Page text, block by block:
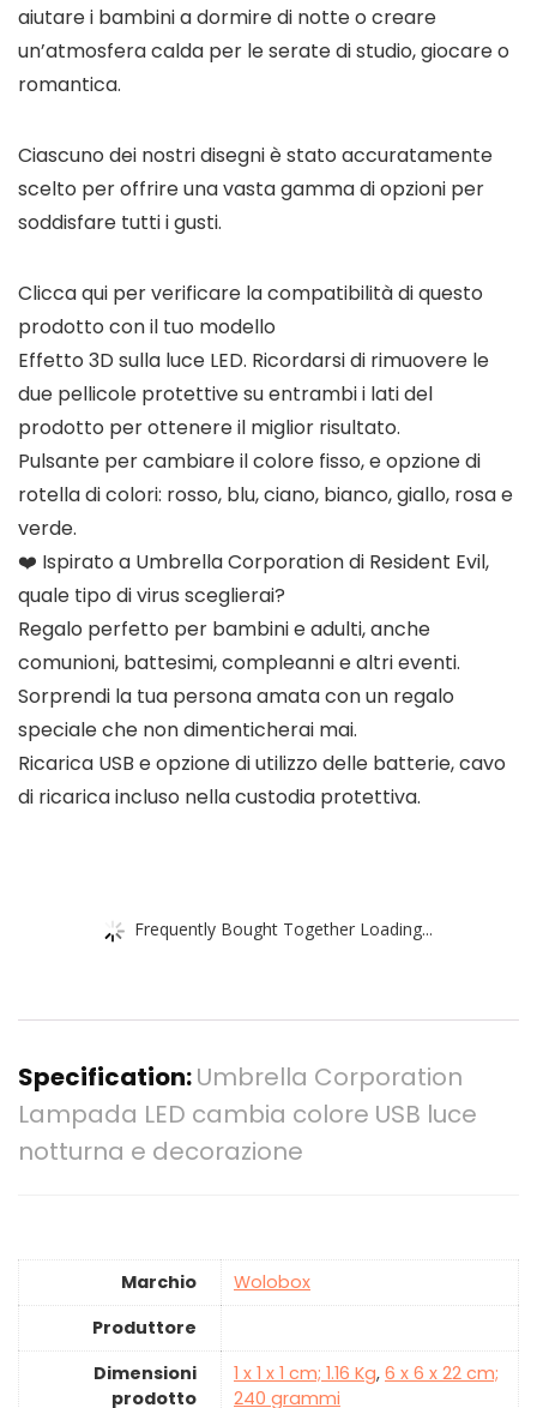
aiutare i bambini a dormire di notte o creare
un’atmosfera calda per le serate di studio, giocare o
romantica.
Ciascuno dei nostri disegni è stato accuratamente
scelto per offrire una vasta gamma di opzioni per
soddisfare tutti i gusti.
Clicca qui per verificare la compatibilità di questo
prodotto con il tuo modello
Effetto 3D sulla luce LED. Ricordarsi di rimuovere le
due pellicole protettive su entrambi i lati del
prodotto per ottenere il miglior risultato.
Pulsante per cambiare il colore fisso, e opzione di
rotella di colori: rosso, blu, ciano, bianco, giallo, rosa e
verde.
❤️ Ispirato a Umbrella Corporation di Resident Evil,
quale tipo di virus sceglierai?
Regalo perfetto per bambini e adulti, anche
comunioni, battesimi, compleanni e altri eventi.
Sorprendi la tua persona amata con un regalo
speciale che non dimenticherai mai.
Ricarica USB e opzione di utilizzo delle batterie, cavo
di ricarica incluso nella custodia protettiva.
Frequently Bought Together Loading...
Specification:Umbrella Corporation
Lampada LED cambia colore USB luce
notturna e decorazione
Marchio
‎Wolobox
Produttore
Dimensioni
prodotto
‎1 x 1 x 1 cm; 1.16 Kg, ‎6 x 6 x 22 cm;
240 grammi